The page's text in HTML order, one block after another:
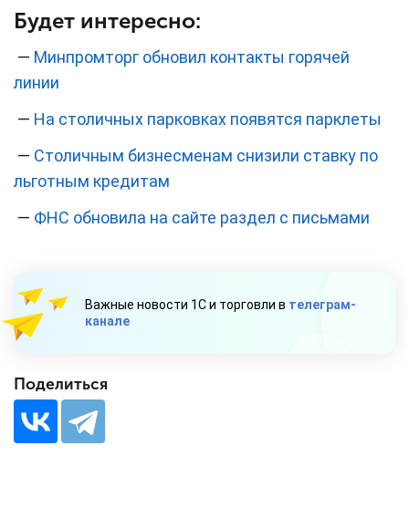
Будет интересно:
— Минпромторг обновил контакты горячей
линии
— На столичных парковках появятся парклеты
— Столичным бизнесменам снизили ставку по
льготным кредитам
— ФНС обновила на сайте раздел с письмами
Важные новости 1С и торговли в телеграм-
канале
Поделиться